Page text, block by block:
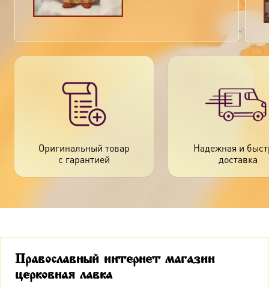
на
Оригинальный товар
с гарантией
Надежная и
доставка
Православный интернет магазин
церковная лавка